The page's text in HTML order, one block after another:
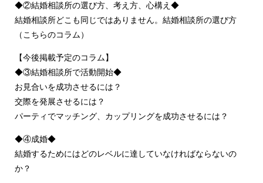
◆②結婚相談所の選び方、考え方、心構え◆
結婚相談所どこも同じではありません。結婚相談所の選び方
（こちらのコラム）
【今後掲載予定のコラム】
◆③結婚相談所で活動開始◆
お見合いを成功させるには？
交際を発展させるには？
パーティでマッチング、カップリングを成功させるには？
◆④成婚◆
結婚するためにはどのレベルに達していなければならないの
か？